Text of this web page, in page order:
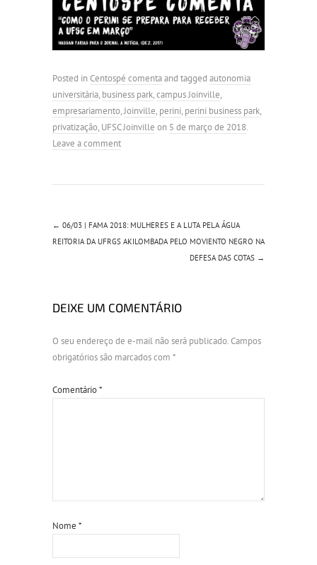
Posted inCentospé comentaand tagged autonomia
universitária, business park,campus Joinville,
empresariamento,Joinville, perini, perini business park,
privatização, UFSC Joinville on 5 de março de 2018.
Leave a comment
← 06/03 | FAMA 2018: MULHERES E A LUTA PELA ÁGUA
REITORIA DA UFRGS AKILOMBADA PELO MOVIENTO NEGRO NA
DEFESA DAS COTAS →
DEIXE UM COMENTÁRIO
O seu endereço de e-mail não será publicado.Campos
obrigatórios são marcados com *
Comentário*
Nome *